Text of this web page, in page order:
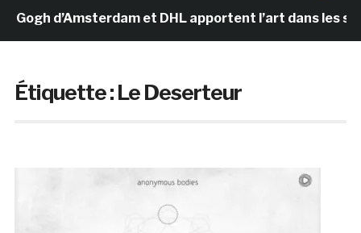
d’Amsterdam et DHL apportent l’art dans les
Étiquette :Le Deserteur